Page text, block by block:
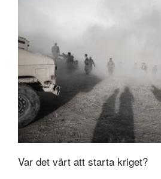
Var det värt att starta kriget?